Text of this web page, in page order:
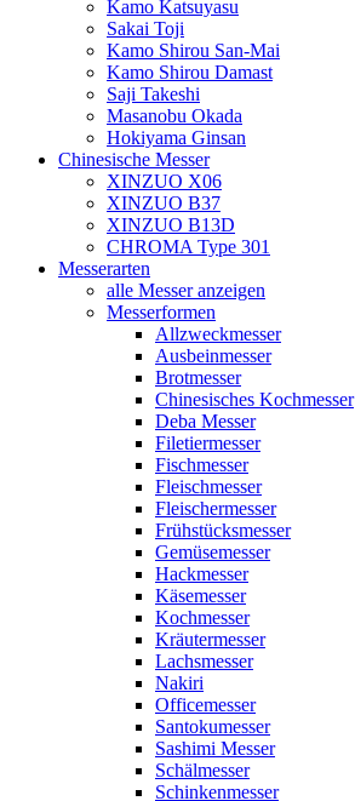
Kamo Katsuyasu
Sakai Toji
Kamo Shirou San-Mai
Kamo Shirou Damast
Saji Takeshi
Masanobu Okada
Hokiyama Ginsan
Chinesische Messer
XINZUO X06
XINZUO B37
XINZUO B13D
CHROMA Type 301
Messerarten
alle Messer anzeigen
Messerformen
Allzweckmesser
Ausbeinmesser
Brotmesser
Chinesisches Kochmesser
Deba Messer
Filetiermesser
Fischmesser
Fleischmesser
Fleischermesser
Frühstücksmesser
Gemüsemesser
Hackmesser
Käsemesser
Kochmesser
Kräutermesser
Lachsmesser
Nakiri
Officemesser
Santokumesser
Sashimi Messer
Schälmesser
Schinkenmesser